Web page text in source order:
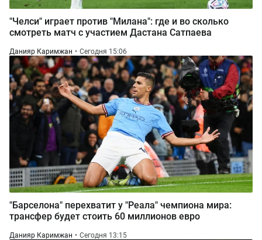
"Челси" играет против "Милана": где и во сколько
смотреть матч с участием Дастана Сатпаева
Данияр Каримжан Сегодня 15:06
"Барселона" перехватит у "Реала" чемпиона мира:
трансфер будет стоить 60 миллионов евро
Данияр Каримжан Сегодня 13:15